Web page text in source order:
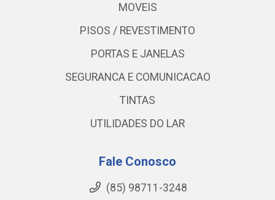
MOVEIS
PISOS / REVESTIMENTO
PORTAS E JANELAS
SEGURANCA E COMUNICACAO
TINTAS
UTILIDADES DO LAR
Fale Conosco
(85) 98711-3248